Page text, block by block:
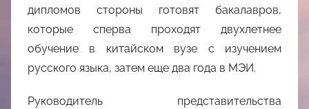
дипломов стороны готовят бакалавров,
которые сперва проходят двухлетнее
обучение в китайском вузе с изучением
русского языка, затем еще два года в МЭИ.
Руководитель представительства